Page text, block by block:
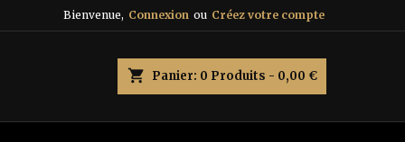
Bienvenue, Connexion ou Créez votre compte
shopping_cart Panier: 0 Produits - 0,00 €